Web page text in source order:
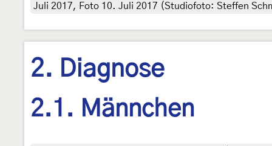
Juli 2017, Foto 10. Juli 2017 (Studiofoto: Steffen
2. Diagnose
2.1. Männchen